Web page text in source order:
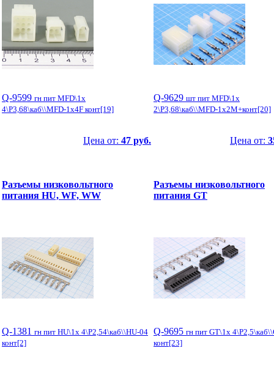
Q-9599 гн пит MFD\1x
4\P3,68\каб\\MFD-1x4F конт[19]
Цена от: 47 руб.
Q-9629 шт пит MFD\1x
2\P3,68\каб\\MFD-1x2M+конт[20]
Цена от:
Разъемы низковольтного
питания HU, WF, WW
Q-1381 гн пит HU\1x 4\P2,54\каб\\HU-04
конт[2]
Разъемы низковольтного
питания GT
Q-9695 гн пит GT\1x
конт[23]